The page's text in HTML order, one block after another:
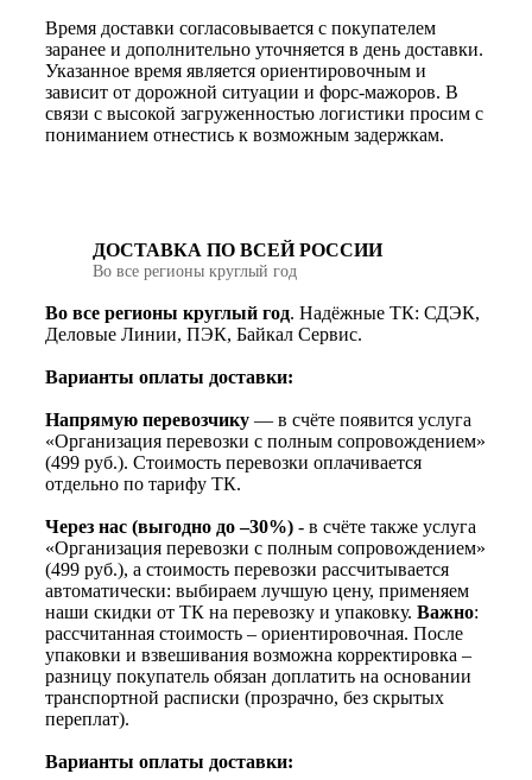
Время доставки согласовывается с покупателем
заранее и дополнительно уточняется в день доставки.
Указанное время является ориентировочным и
зависит от дорожной ситуации и форс-мажоров. В
связи с высокой загруженностью логистики просим с
пониманием отнестись к возможным задержкам.
ДОСТАВКА ПО ВСЕЙ РОССИИ
Во все регионы круглый год
Во все регионы круглый год. Надёжные ТК: СДЭК,
Деловые Линии, ПЭК, Байкал Сервис.
Варианты оплаты доставки:
Напрямую перевозчику — в счёте появится услуга
«Организация перевозки с полным сопровождением»
(499 руб.). Стоимость перевозки оплачивается
отдельно по тарифу ТК.
Через нас (выгодно до –30%) - в счёте также услуга
«Организация перевозки с полным сопровождением»
(499 руб.), а стоимость перевозки рассчитывается
автоматически: выбираем лучшую цену, применяем
наши скидки от ТК на перевозку и упаковку. Важно:
рассчитанная стоимость – ориентировочная. После
упаковки и взвешивания возможна корректировка –
разницу покупатель обязан доплатить на основании
транспортной расписки (прозрачно, без скрытых
переплат).
Варианты оплаты доставки: